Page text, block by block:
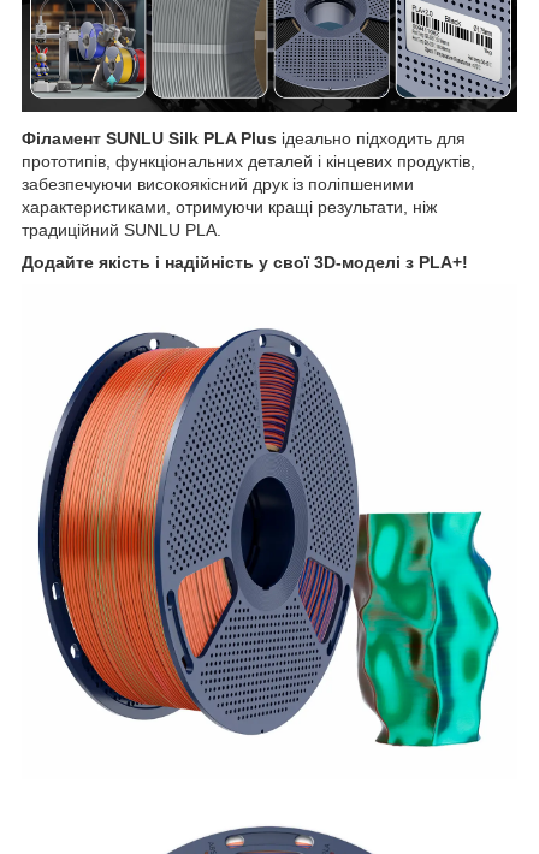
Філамент SUNLU Silk PLA Plus ідеально підходить для
прототипів, функціональних деталей і кінцевих продуктів,
забезпечуючи високоякісний друк із поліпшеними
характеристиками, отримуючи кращі результати, ніж
традиційний SUNLU PLA.
Додайте якість і надійність у свої 3D-моделі з PLA+!